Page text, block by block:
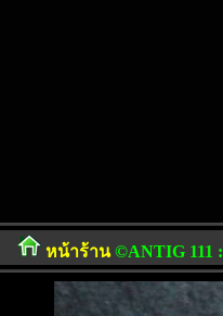
หน้าร้าน©ANTIG 111 :